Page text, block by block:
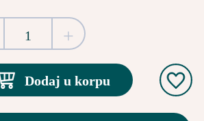
+
Dodaj u korpu